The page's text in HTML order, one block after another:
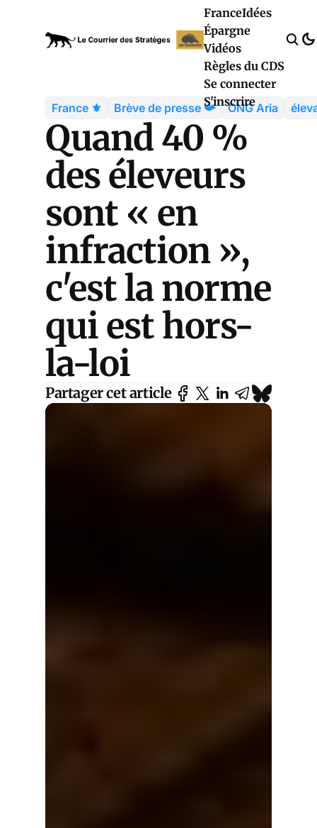
FranceIdées
Épargne
Vidéos
Règles du CDS
Se connecter
S'inscrire
France ⚜️ Brève de presse 📯 ONG Aria
Quand 40 %
des éleveurs
sont « en
infraction »,
c'est la norme
qui est hors-
la-loi
Partager cet article